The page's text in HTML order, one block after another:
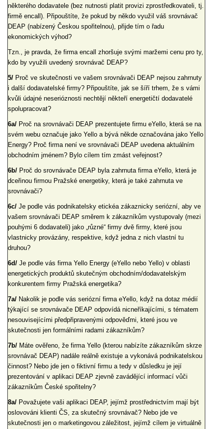
některého dodavatele (bez nutnosti platit provizi zprostředkovateli, tj.
firmě encall). Připouštíte, že pokud by někdo využil váš srovnávač
DEAP (nabízený Českou spořitelnou), přijde tím o řadu
ekonomických výhod?
Tzn., je pravda, že firma encall zhoršuje svými maržemi cenu pro ty,
kdo by využili uvedený srovnávač DEAP?
5/ Proč ve skutečnosti ve vašem srovnávači DEAP nejsou zahrnuty
i další dodavatelské firmy? Připouštíte, jak se šíří trhem, že s vámi
kvůli údajné neserióznosti nechtějí někteří energetičtí dodavatelé
spolupracovat?
6a/ Proč na srovnávači DEAP prezentujete firmu eYello, která se na
svém webu označuje jako Yello a bývá někde označována jako Yello
Energy? Proč firma není ve srovnávači DEAP uvedena aktuálním
obchodním jménem? Bylo cílem tím zmást veřejnost?
6b/ Proč do srovnávače DEAP byla zahrnuta firma eYello, která je
dceřinou firmou Pražské energetiky, která je také zahrnuta ve
srovnávači?
6c/ Je podle vás podnikatelsky etickéa zákaznicky seriózní, aby ve
vašem srovnávači DEAP směrem k zákazníkům vystupovaly (mezi
pouhými 6 dodavateli) jako „různé“ firmy dvě firmy, které jsou
vlastnicky provázány, respektive, když jedna z nich vlastní tu
druhou?
6d/ Je podle vás firma Yello Energy (eYello nebo Yello) v oblasti
energetických produktů skutečným obchodním/dodavatelským
konkurentem firmy Pražská energetika?
7a/ Nakolik je podle vás seriózní firma eYello, když na dotaz médií
týkající se srovnávače DEAP odpovídá nicneříkajícími, s tématem
nesouvisejícími předpřipravenými odpověďmi, které jsou ve
skutečnosti jen formálními radami zákazníkům?
7b/ Máte ověřeno, že firma Yello (kterou nabízíte zákazníkům skrze
srovnávač DEAP) nadále reálně existuje a vykonává podnikatelskou
činnost? Nebo jde jen o fiktivní firmu a tedy v důsledku je její
prezentování v aplikaci DEAP zjevně zavádějící informací vůči
zákazníkům České spořitelny?
8a/ Považujete vaši aplikaci DEAP, jejímž prostřednictvím mají být
oslovováni klienti ČS, za skutečný srovnávač? Nebo jde ve
skutečnosti jen o marketingovou záležitost, jejímž cílem je virtuálně